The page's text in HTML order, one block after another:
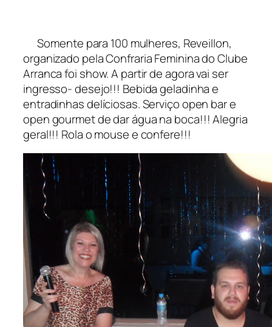
Somente para 100 mulheres, Reveillon,
organizado pela Confraria Feminina do Clube
Arranca foi show. A partir de agora vai ser
ingresso- desejo!!! Bebida geladinha e
entradinhas delíciosas. Serviço open bar e
open gourmet de dar água na boca!!! Alegria
geral!!! Rola o mouse e confere!!!